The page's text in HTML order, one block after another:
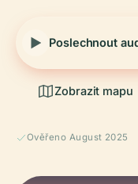
Poslechnout
Zobrazit mapu
Ověřeno August 2025